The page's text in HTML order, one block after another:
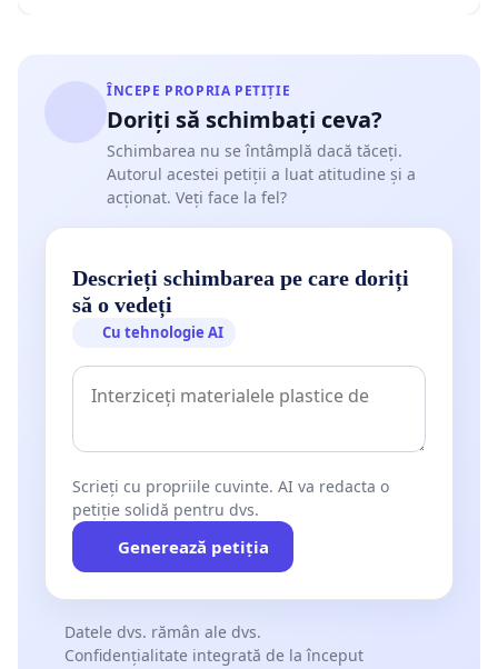
ÎNCEPE PROPRIA PETIȚIE
Doriți să schimbați ceva?
Schimbarea nu se întâmplă dacă tăceți.
Autorul acestei petiții a luat atitudine și a
acționat. Veți face la fel?
Descrieți schimbarea pe care doriți
să o vedeți
Cu tehnologie AI
Scrieți cu propriile cuvinte. AI va redacta o
petiție solidă pentru dvs.
Generează petiția
Datele dvs. rămân ale dvs.
Confidențialitate integrată de la început